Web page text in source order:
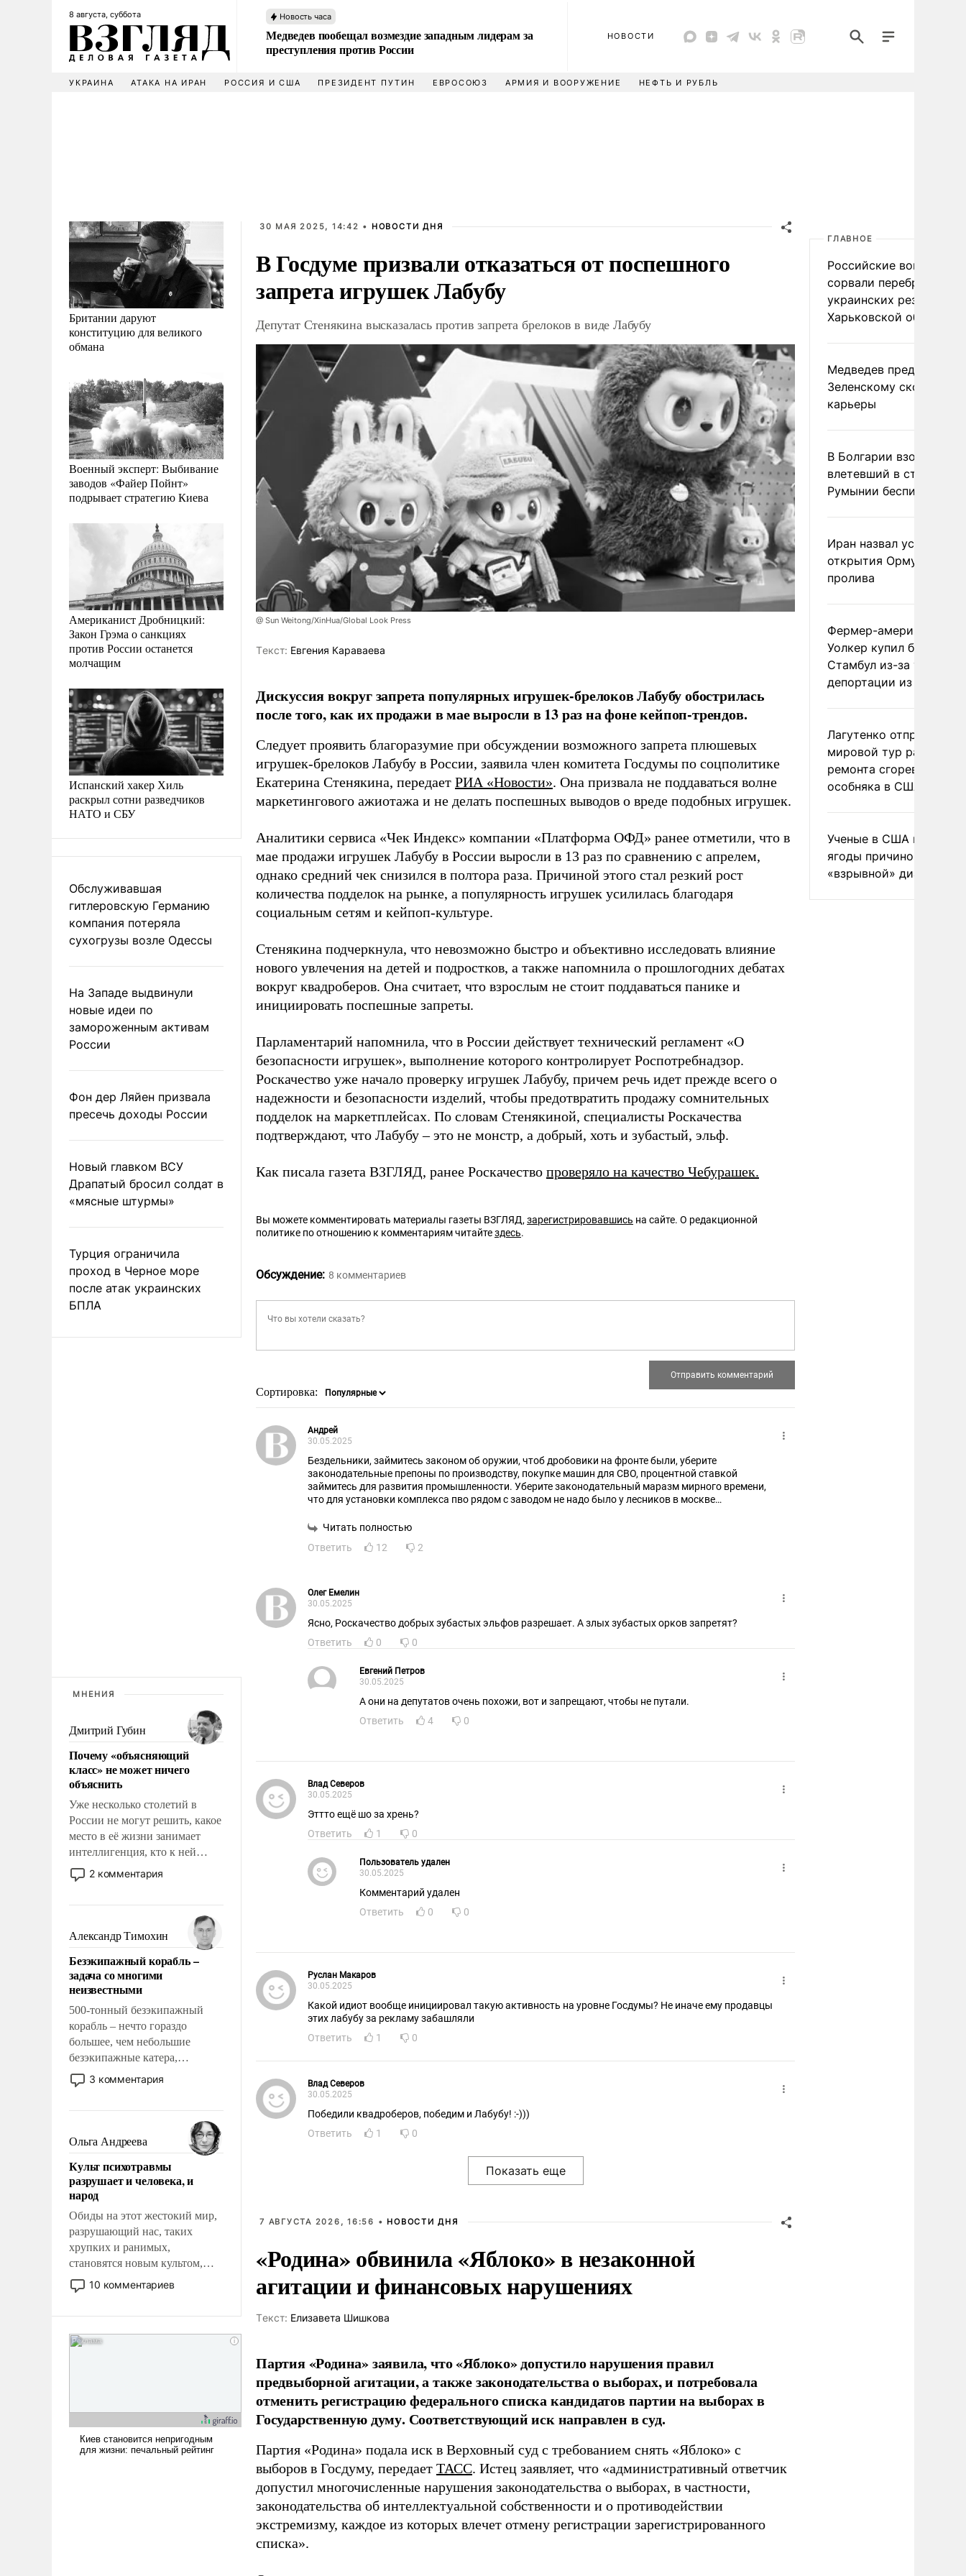
8 августа, суббота Новость часа
Медведев пообещал возмездие западным лидерам за
преступления против России
НОВОСТИ
УКРАИНА АТАКА НА ИРАН РОССИЯ И США ПРЕЗИДЕНТ ПУТИН ЕВРОСОЮЗ АРМИЯ И ВООРУЖЕНИЕ НЕФТЬ И РУБЛЬ
Британии даруют
конституцию для великого
обмана
Военный эксперт: Выбивание
заводов «Файер Пойнт»
подрывает стратегию Киева
Американист Дробницкий:
Закон Грэма о санкциях
против России останется
молчащим
Испанский хакер Хиль
раскрыл сотни разведчиков
НАТО и СБУ
Обслуживавшая
гитлеровскую Германию
компания потеряла
сухогрузы возле Одессы
На Западе выдвинули
новые идеи по
замороженным активам
России
Фон дер Ляйен призвала
пресечь доходы России
Новый главком ВСУ
Драпатый бросил солдат в
«мясные штурмы»
Турция ограничила
проход в Черное море
после атак украинских
БПЛА
МНЕНИЯ
Дмитрий Губин
Почему «объясняющий
класс» не может ничего
объяснить
Уже несколько столетий в
России не могут решить, какое
место в её жизни занимает
интеллигенция, кто к ней
принадлежит, а кого из неё
исключили с правом
чем она отличается от просто
образованных людей. Иногда
казалось, что эти вопросы
решены раз и навсегда, но –
нет, не решены.
2 комментария
Александр Тимохин
Безэкипажный корабль –
задача со многими
неизвестными
500-тонный безэкипажный
корабль – нечто гораздо
большее, чем небольшие
безэкипажные катера,
применение которых уже
стало обыденностью. Задача по
сложна и амбициозна. Однако
и ее реализация радикально
поднимет наши боевые
возможности.
3 комментария
Ольга Андреева
Культ психотравмы
разрушает и человека, и
народ
Обиды на этот жестокий мир,
разрушающий нас, таких
хрупких и ранимых,
становятся новым культом,
постепенно вытесняя и
отменяя традиционное
ударами судьбы, брать на себя
10 комментариев
30 МАЯ 2025, 14:42 • НОВОСТИ ДНЯ
В Госдуме призвали отказаться от поспешного
запрета игрушек Лабубу
Депутат Стенякина высказалась против запрета брелоков в виде Лабубу
@ Sun Weitong/XinHua/Global Look Press
Tекст: Евгения Караваева
Дискуссия вокруг запрета популярных игрушек-брелоков Лабубу обострилась
после того, как их продажи в мае выросли в 13 раз на фоне кейпоп-трендов.
Следует проявить благоразумие при обсуждении возможного запрета плюшевых
игрушек-брелоков Лабубу в России, заявила член комитета Госдумы по соцполитике
Екатерина Стенякина, передает РИА «Новости». Она призвала не поддаваться волне
маркетингового ажиотажа и не делать поспешных выводов о вреде подобных игрушек.
Аналитики сервиса «Чек Индекс» компании «Платформа ОФД» ранее отметили, что в
мае продажи игрушек Лабубу в России выросли в 13 раз по сравнению с апрелем,
однако средний чек снизился в полтора раза. Причиной этого стал резкий рост
количества подделок на рынке, а популярность игрушек усилилась благодаря
социальным сетям и кейпоп-культуре.
Стенякина подчеркнула, что невозможно быстро и объективно исследовать влияние
нового увлечения на детей и подростков, а также напомнила о прошлогодних дебатах
вокруг квадроберов. Она считает, что взрослым не стоит поддаваться панике и
инициировать поспешные запреты.
Парламентарий напомнила, что в России действует технический регламент «О
безопасности игрушек», выполнение которого контролирует Роспотребнадзор.
Роскачество уже начало проверку игрушек Лабубу, причем речь идет прежде всего о
надежности и безопасности изделий, чтобы предотвратить продажу сомнительных
подделок на маркетплейсах. По словам Стенякиной, специалисты Роскачества
подтверждают, что Лабубу – это не монстр, а добрый, хоть и зубастый, эльф.
Как писала газета ВЗГЛЯД, ранее Роскачество проверяло на качество Чебурашек.
Вы можете комментировать материалы газеты ВЗГЛЯД,зарегистрировавшись на сайте. О редакционной
политике по отношению к комментариям читайтездесь.
Обсуждение: 8 комментариев
Сортировка:
Андрей
30.05.2025
Бездельники, займитесь законом об оружии, чтоб дробовики на фронте были, уберите
законодательные препоны по производству, покупке машин для СВО, процентной ставкой
займитесь для развития промышленности. Уберите законодательный маразм мирного времени,
что для установки комплекса пво рядом с заводом не надо было у лесников в москве
Читать полностью
Ответить
12 2
Олег Емелин
30.05.2025
Ясно, Роскачество добрых зубастых эльфов разрешает. А злых зубастых орков запретят?
Ответить
0 0
Евгений Петров
30.05.2025
А они на депутатов очень похожи, вот и запрещают, чтобы не путали.
Ответить
4 0
Влад Северов
30.05.2025
Эттто ещё шо за xpeнь?
Ответить
1 0
Пользователь удален
30.05.2025
Комментарий удален
Ответить
0 0
Руслан Макаров
30.05.2025
Какой идиот вообще инициировал такую активность на уровне Госдумы? Не иначе ему продавцы
этих лабубу за рекламу забашляли
Ответить
1 0
Влад Северов
30.05.2025
Победили квадроберов, победим и Лабубу! :-)))
Ответить
1 0
7 АВГУСТА 2026, 16:56 • НОВОСТИ ДНЯ
«Родина» обвинила «Яблоко» в незаконной
агитации и финансовых нарушениях
Tекст: Елизавета Шишкова
Партия «Родина» заявила, что «Яблоко» допустило нарушения правил
предвыборной агитации, а также законодательства о выборах, и потребовала
отменить регистрацию федерального списка кандидатов партии на выборах в
Государственную думу. Соответствующий иск направлен в суд.
Партия «Родина» подала иск в Верховный суд с требованием снять «Яблоко» с
выборов в Госдуму, передает ТАСС. Истец заявляет, что «административный ответчик
допустил многочисленные нарушения законодательства о выборах, в частности,
законодательства об интеллектуальной собственности и о противодействии
экстремизму, каждое из которых влечет отмену регистрации зарегистрированного
списка».
ГЛАВНОЕ
Российские войска
сорвали переброску
украинских резервов в
Харьковской области
Медведев предрек
Зеленскому скорый
карьеры
В Болгарии взорвался
влетевший в страну из
Румынии беспилотник
Иран назвал условие
открытия Ормузского
пролива
Фермер-американец
Уолкер купил билет в
Стамбул из-за угрозы
депортации из России
Лагутенко отправился в
мировой тур ради
ремонта сгоревшего
особняка в США
Ученые в США назвали
ягоды причиной
«взрывной» диареи